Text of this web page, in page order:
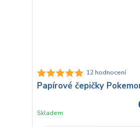
12 hodnocení
Papírové čepičky
Skladem